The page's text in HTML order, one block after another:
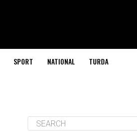
SPORT NATIONAL TURDA